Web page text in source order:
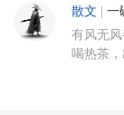
散文 一
有风无
喝热茶，